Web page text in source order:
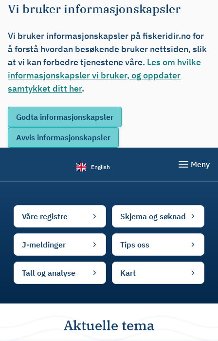
Vi bruker informasjonskapsler
Vi bruker informasjonskapsler på fiskeridir.no for
å forstå hvordan besøkende bruker nettsiden, slik
at vi kan forbedre tjenestene våre. Les om hvilke
informasjonskapsler vi bruker, og oppdater
samtykket ditt her.
English Meny
Våre registre Skjema og søknad
J-meldinger Tips oss
Tall og analyse Kart
Aktuelle tema